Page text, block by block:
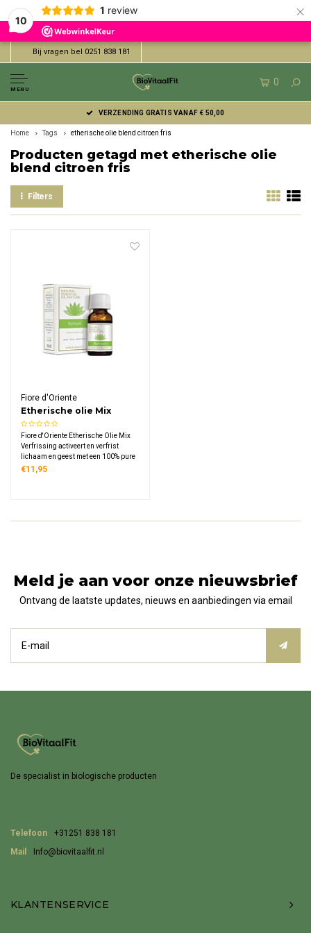
10
1 review ×
Bij vragen bel 0251 838 181
MENU
0
VERZENDING GRATIS VANAF € 50,00
Home Tags etherische olie blend citroen fris
Producten getagd met etherische olie
blend citroen fris
Filters
Fiore d'Oriente
Etherische olie Mix
Verfrissing
Fiore d'Oriente Etherische Olie Mix
Verfrissing activeert en verfrist
lichaam en geest met een 100% pure
blend van citroen, tijm en zoete
€11,95
Meld je aan voor onze nieuwsbrief
Ontvang de laatste updates, nieuws en aanbiedingen via email
De specialist in biologische producten
Telefoon
+31251 838 181
Mail
Info@biovitaalfit.nl
KLANTENSERVICE